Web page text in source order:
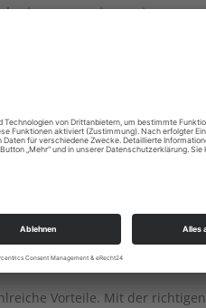
zu steigern, ist es
die Bereitstellung
oder der
ist auch
der Maßnahmen
auf Veränderungen zu
Vorteile. Mit der richtigen